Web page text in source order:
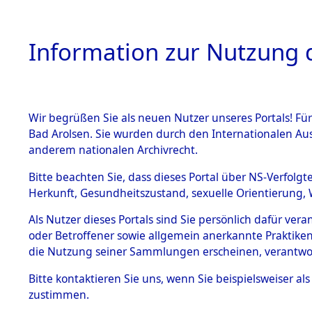
HOME
BESTÄNDE
Inhaftierungsdoku
mente
1.2.9 Beim ITS
verwahrte
1.2.9.1
Effekten aus
0002
Information zur Nutzung
Wir begrüßen Sie als neuen Nutzer unseres Portals!
Bad Arolsen. Sie wurden durch den Internationalen
anderem nationalen Archivrecht.
Bitte beachten Sie, dass dieses Portal über NS-
Herkunft, Gesundheitszustand, sexuelle
Als Nutzer dieses Portals sind Sie persönlich dafür
oder Betroffener sowie allgemein anerkannte
die Nutzung seiner Sammlungen erscheinen,
Bitte kontaktieren Sie uns, wenn Sie beispielsweiser
zustimmen.